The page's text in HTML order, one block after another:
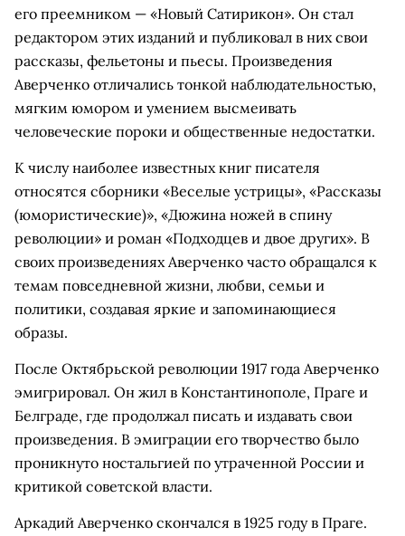
его преемником — «Новый Сатирикон». Он стал
редактором этих изданий и публиковал в них свои
рассказы, фельетоны и пьесы. Произведения
Аверченко отличались тонкой наблюдательностью,
мягким юмором и умением высмеивать
человеческие пороки и общественные недостатки.
К числу наиболее известных книг писателя
относятся сборники «Веселые устрицы», «Рассказы
(юмористические)», «Дюжина ножей в спину
революции» и роман «Подходцев и двое других». В
своих произведениях Аверченко часто обращался к
темам повседневной жизни, любви, семьи и
политики, создавая яркие и запоминающиеся
образы.
После Октябрьской революции 1917 года Аверченко
эмигрировал. Он жил в Константинополе, Праге и
Белграде, где продолжал писать и издавать свои
произведения. В эмиграции его творчество было
проникнуто ностальгией по утраченной России и
критикой советской власти.
Аркадий Аверченко скончался в 1925 году в Праге.